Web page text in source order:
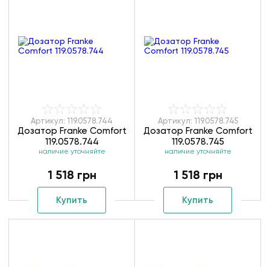
Артикул: 119.0578.744
Дозатор Franke Comfort
119.0578.744
наличие уточняйте
1 518 грн
Купить
Артикул: 119.0578.745
Дозатор Franke Comfort
119.0578.745
наличие уточняйте
1 518 грн
Купить